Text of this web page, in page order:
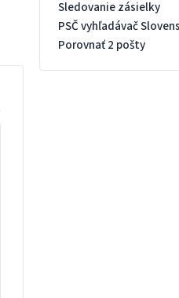
Sledovanie zásielky
PSČ vyhľadávač
Porovnať 2 pošty